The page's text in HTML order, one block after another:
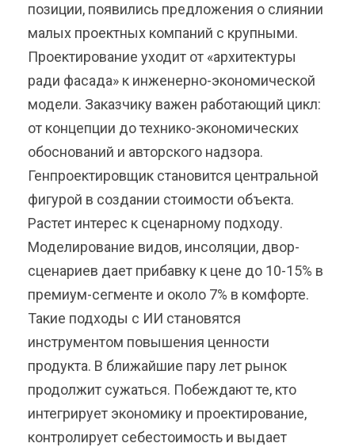
позиции, появились предложения о слиянии
малых проектных компаний с крупными.
Проектирование уходит от «архитектуры
ради фасада» к инженерно-экономической
модели. Заказчику важен работающий цикл:
от концепции до технико-экономических
обоснований и авторского надзора.
Генпроектировщик становится центральной
фигурой в создании стоимости объекта.
Растет интерес к сценарному подходу.
Моделирование видов, инсоляции, двор-
сценариев дает прибавку к цене до 10-15% в
премиум-сегменте и около 7% в комфорте.
Такие подходы с ИИ становятся
инструментом повышения ценности
продукта. В ближайшие пару лет рынок
продолжит сужаться. Побеждают те, кто
интегрирует экономику и проектирование,
контролирует себестоимость и выдает